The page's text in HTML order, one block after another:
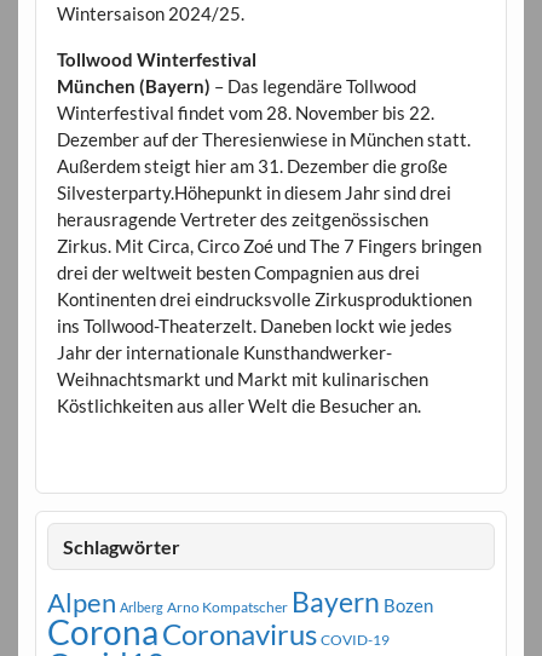
Wintersaison 2024/25.
Tollwood Winterfestival
München (Bayern) – Das legendäre Tollwood
Winterfestival findet vom 28. November bis 22.
Dezember auf der Theresienwiese in München statt.
Außerdem steigt hier am 31. Dezember die große
Silvesterparty.Höhepunkt in diesem Jahr sind drei
herausragende Vertreter des zeitgenössischen
Zirkus. Mit Circa, Circo Zoé und The 7 Fingers bringen
drei der weltweit besten Compagnien aus drei
Kontinenten drei eindrucksvolle Zirkusproduktionen
ins Tollwood-Theaterzelt. Daneben lockt wie jedes
Jahr der internationale Kunsthandwerker-
Weihnachtsmarkt und Markt mit kulinarischen
Köstlichkeiten aus aller Welt die Besucher an.
Schlagwörter
Alpen Arlberg Arno Kompatscher Bayern Bozen
CoronaCoronavirus COVID-19